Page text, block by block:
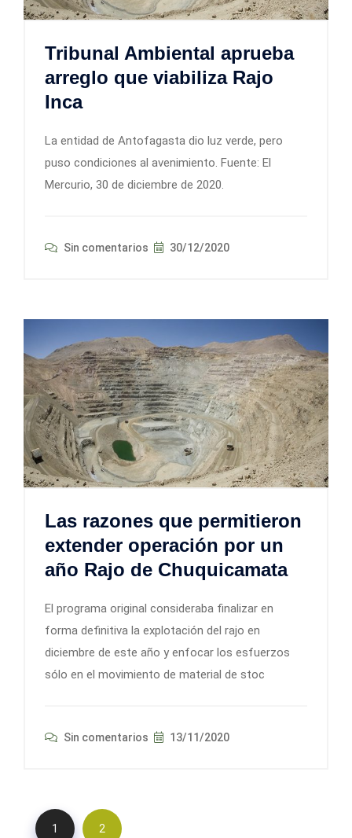
Tribunal Ambiental aprueba
arreglo que viabiliza Rajo
Inca
La entidad de Antofagasta dio luz verde, pero
puso condiciones al avenimiento. Fuente: El
Mercurio, 30 de diciembre de 2020.
Sin comentarios 30/12/2020
Las razones que permitieron
extender operación por un
año Rajo de Chuquicamata
El programa original consideraba finalizar en
forma definitiva la explotación del rajo en
diciembre de este año y enfocar los esfuerzos
sólo en el movimiento de material de stoc
Sin comentarios 13/11/2020
1 2